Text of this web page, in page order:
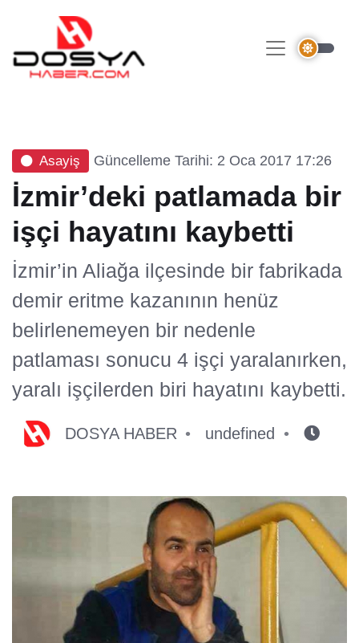
Asayiş Güncelleme Tarihi: 2 Oca 2017 17:26
İzmir’deki patlamada bir
işçi hayatını kaybetti
İzmir’in Aliağa ilçesinde bir fabrikada
demir eritme kazanının henüz
belirlenemeyen bir nedenle
patlaması sonucu 4 işçi yaralanırken,
yaralı işçilerden biri hayatını kaybetti.
DOSYA HABER undefined